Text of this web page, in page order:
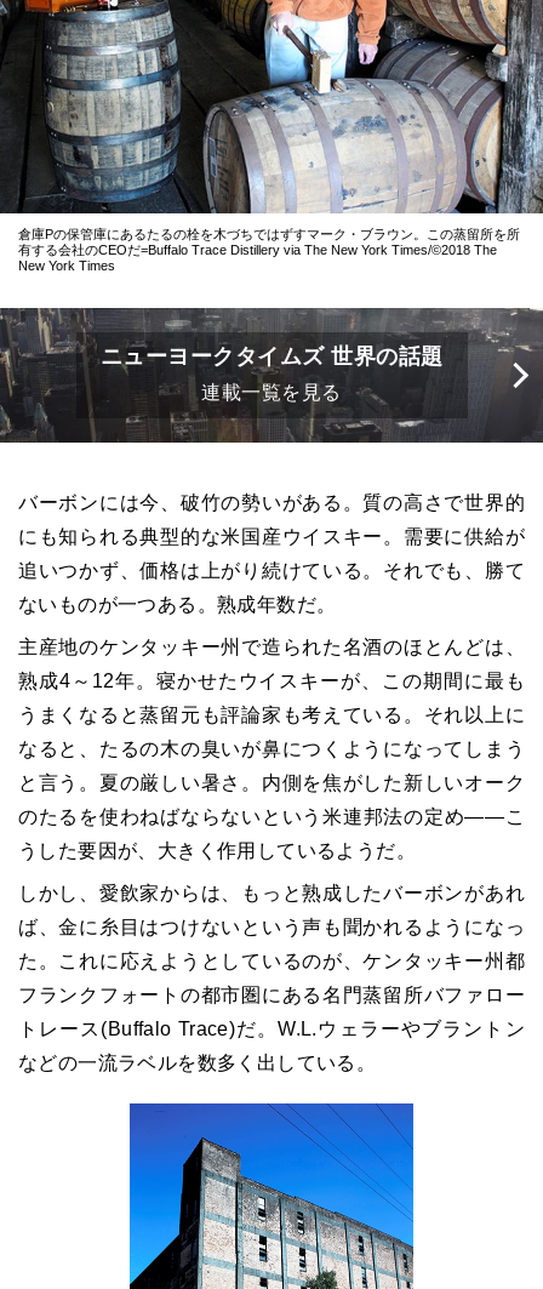
倉庫Pの保管庫にあるたるの栓を木づちではずすマーク・ブラウン。この蒸留所を所
有する会社のCEOだ=Buffalo Trace Distillery via The New York Times/©2018 The
New York Times
ニューヨークタイムズ 世界の話題
連載一覧を見る
バーボンには今、破竹の勢いがある。質の高さで世界的
にも知られる典型的な米国産ウイスキー。需要に供給が
追いつかず、価格は上がり続けている。それでも、勝て
ないものが一つある。熟成年数だ。
主産地のケンタッキー州で造られた名酒のほとんどは、
熟成4～12年。寝かせたウイスキーが、この期間に最も
うまくなると蒸留元も評論家も考えている。それ以上に
なると、たるの木の臭いが鼻につくようになってしまう
と言う。夏の厳しい暑さ。内側を焦がした新しいオーク
のたるを使わねばならないという米連邦法の定め――こ
うした要因が、大きく作用しているようだ。
しかし、愛飲家からは、もっと熟成したバーボンがあれ
ば、金に糸目はつけないという声も聞かれるようになっ
た。これに応えようとしているのが、ケンタッキー州都
フランクフォートの都市圏にある名門蒸留所バファロー
トレース(Buffalo Trace)だ。W.L.ウェラーやブラントン
などの一流ラベルを数多く出している。